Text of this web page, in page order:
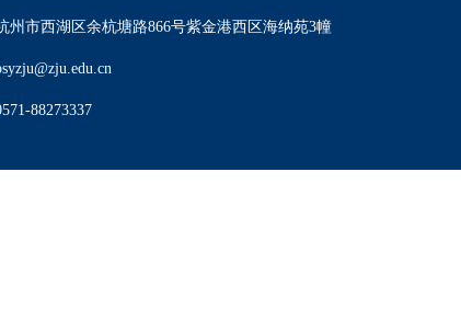
州市西湖区余杭塘路866号紫金港西区海纳苑3幢
88273337